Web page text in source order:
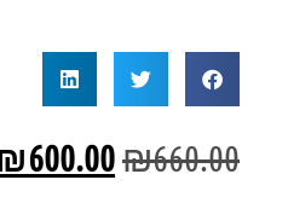
₪660.00
₪600.00